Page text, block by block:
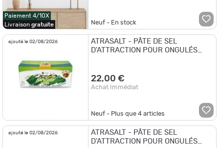
Paiement 4/10X
Livraison gratuite Neuf - En stock
ajouté le 02/08/2026
ATRASALT - PÂTE DE SEL
D'ATTRACTION POUR ONGULÉS
22,00 €
Achat Immédiat
Neuf - Plus que4 articles
ajouté le 02/08/2026
ATRASALT - PÂTE DE SEL
D'ATTRACTION POUR ONGULÉS